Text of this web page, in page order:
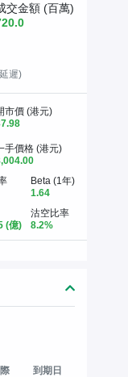
交金額 (百萬)
遲)
市價 (港元)
手價格 (港元)
Beta (1年)
1.64
(億)
沽空比率
8.2%
到期日